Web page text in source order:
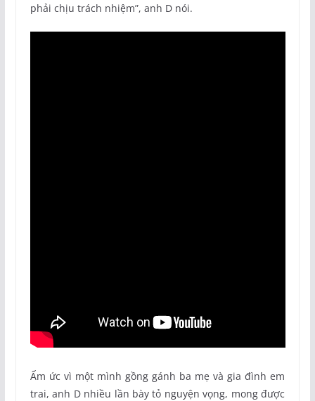
phải chịu trách nhiệm”, anh D nói.
Ấm ức vì một mình gồng gánh ba mẹ và gia đình em
trai, anh D nhiều lần bày tỏ nguyện vọng, mong được